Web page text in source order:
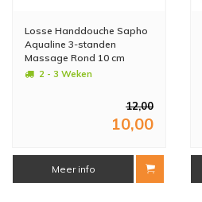
Losse Handdouche Sapho
Aqualine 3-standen
Massage Rond 10 cm
Chroom
2 - 3 Weken
12,00
10,00
Meer info